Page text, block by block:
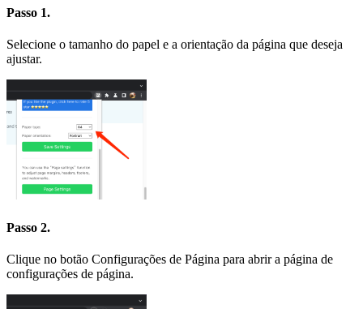
Passo 1.
Selecione o tamanho do papel e a orientação da página que deseja
ajustar.
Passo 2.
Clique no botão Configurações de Página para abrir a página de
configurações de página.